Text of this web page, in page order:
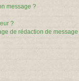
message ?
?
de rédaction de message